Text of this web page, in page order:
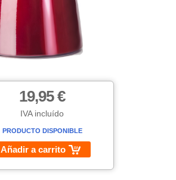
19,95 €
IVA incluído
PRODUCTO DISPONIBLE
Añadir a carrito